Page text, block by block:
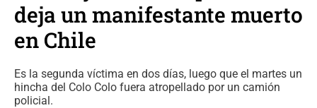
deja un manifestante muerto
en Chile
Es la segunda víctima en dos días, luego que el martes un
hincha del Colo Colo fuera atropellado por un camión
policial.